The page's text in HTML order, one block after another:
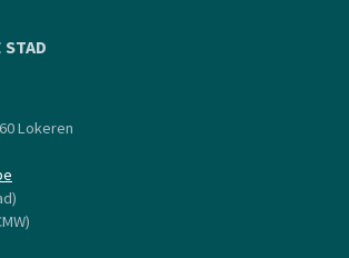
STAD
Lokeren